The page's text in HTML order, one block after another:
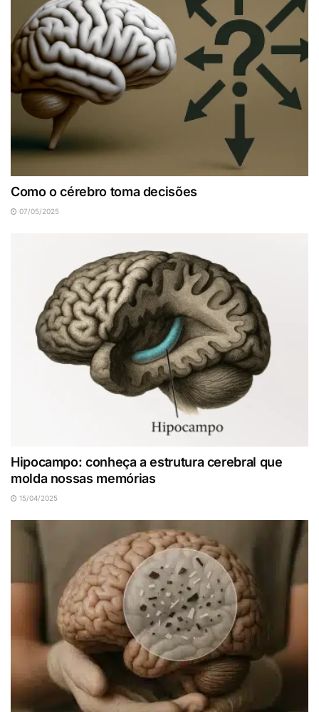
Como o cérebro toma decisões
07/05/2025
Hipocampo: conheça a estrutura cerebral que
molda nossas memórias
15/04/2025